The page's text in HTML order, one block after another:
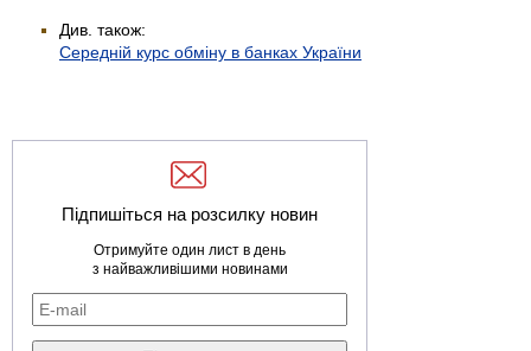
Див. також:
Середній курс обміну в банках України
Підпишіться на розсилку новин
Отримуйте один лист в день
з найважливішими новинами